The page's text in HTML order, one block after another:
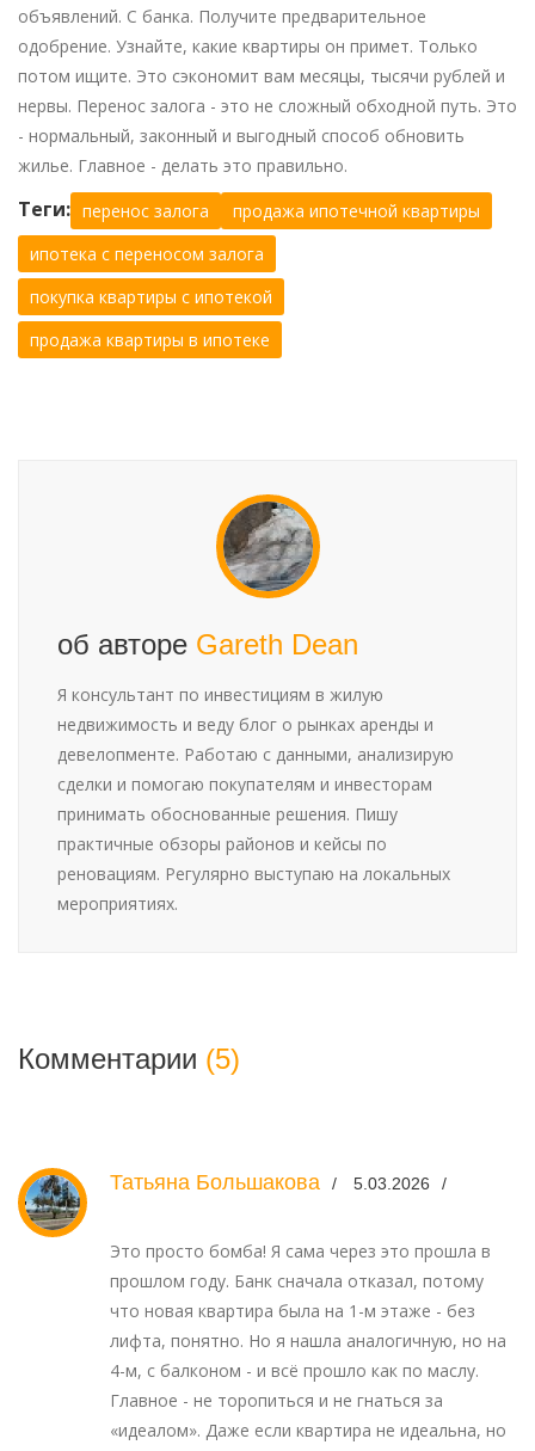
объявлений. С банка. Получите предварительное
одобрение. Узнайте, какие квартиры он примет. Только
потом ищите. Это сэкономит вам месяцы, тысячи рублей и
нервы. Перенос залога - это не сложный обходной путь. Это
- нормальный, законный и выгодный способ обновить
жилье. Главное - делать это правильно.
Теги: перенос залога
продажа ипотечной квартиры
ипотека с переносом залога
покупка квартиры с ипотекой
продажа квартиры в ипотеке
об авторе Gareth Dean
Я консультант по инвестициям в жилую
недвижимость и веду блог о рынках аренды и
девелопменте. Работаю с данными, анализирую
сделки и помогаю покупателям и инвесторам
принимать обоснованные решения. Пишу
практичные обзоры районов и кейсы по
реновациям. Регулярно выступаю на локальных
мероприятиях.
Комментарии (5)
Татьяна Большакова 5.03.2026
Это просто бомба! Я сама через это прошла в
прошлом году. Банк сначала отказал, потому
что новая квартира была на 1-м этаже - без
лифта, понятно. Но я нашла аналогичную, но на
4-м, с балконом - и всё прошло как по маслу.
Главное - не торопиться и не гнаться за
«идеалом». Даже если квартира не идеальна, но